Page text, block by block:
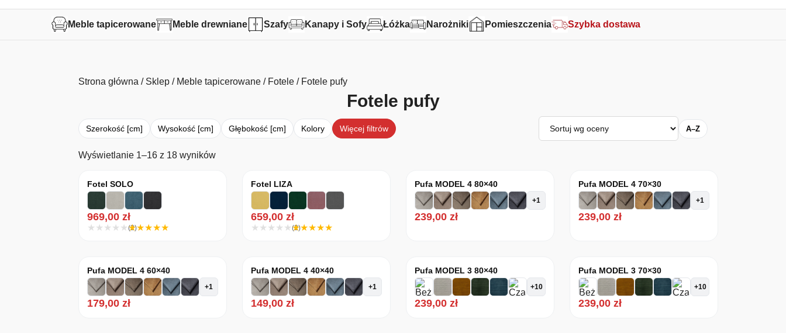
Meble tapicerowane Meble drewniane Szafy Kanapy i Sofy Łóżka Narożniki Pomieszczenia Szybka dostawa
Strona główna / Sklep / Meble tapicerowane / Fotele / Fotele pufy
Fotele pufy
Szerokość [cm] Wysokość [cm] Głębokość [cm] Kolory Więcej filtrów
Sortuj
A–Z
Wyświetlanie 1–16 z 18 wynikówPosortowane według średniej oceny
Fotel SOLO
969,00zł
(2)
Fotel LIZA
659,00zł
(2)
Pufa MODEL 4 80×40
+1
239,00zł
Pufa MODEL 4 70×30
+1
239,00zł
Pufa MODEL 4 60×40
+1
179,00zł
Pufa MODEL 4 40×40
+1
149,00zł
Pufa MODEL 3 80×40
+10
239,00zł
Pufa MODEL 3 70×30
+10
239,00zł